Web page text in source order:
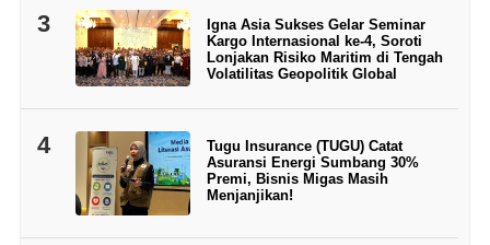
3
Igna Asia Sukses Gelar Seminar
Kargo Internasional ke-4, Soroti
Lonjakan Risiko Maritim di Tengah
Volatilitas Geopolitik Global
4
Tugu Insurance (TUGU) Catat
Asuransi Energi Sumbang 30%
Premi, Bisnis Migas Masih
Menjanjikan!